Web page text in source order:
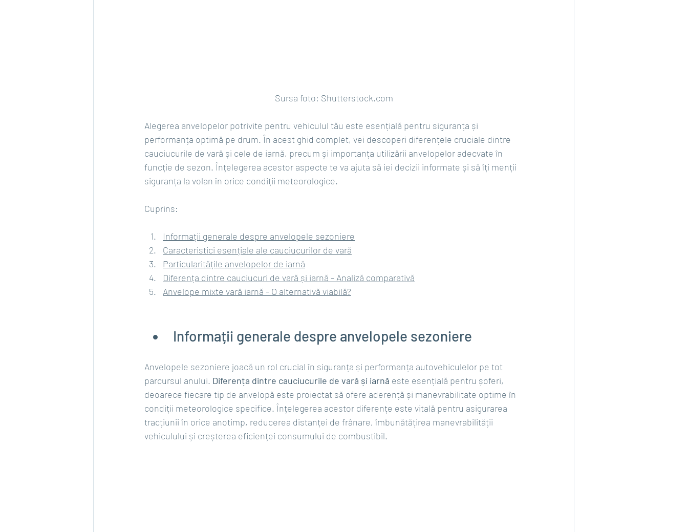
Sursa foto: Shutterstock.com
Alegerea anvelopelor potrivite pentru vehiculul tău este esențială pentru siguranța și
performanța optimă pe drum. În acest ghid complet, vei descoperi diferențele cruciale dintre
cauciucurile de vară și cele de iarnă, precum și importanța utilizării anvelopelor adecvate în
funcție de sezon. Înțelegerea acestor aspecte te va ajuta să iei decizii informate și să îți menții
siguranța la volan în orice condiții meteorologice.
Cuprins:
Informații generale despre anvelopele sezoniere
Caracteristici esențiale ale cauciucurilor de vară
Particularitățile anvelopelor de iarnă
Diferența dintre cauciucuri de vară și iarnă - Analiză comparativă
Anvelope mixte vară iarnă - O alternativă viabilă?
Informații generale despre anvelopele sezoniere
Anvelopele sezoniere joacă un rol crucial în siguranța și performanța autovehiculelor pe tot
parcursul anului. Diferența dintre cauciucurile de vară și iarnă este esențială pentru șoferi,
deoarece fiecare tip de anvelopă este proiectat să ofere aderență și manevrabilitate optime în
condiții meteorologice specifice. Înțelegerea acestor diferențe este vitală pentru asigurarea
tracțiunii în orice anotimp, reducerea distanței de frânare, îmbunătățirea manevrabilității
vehiculului și creșterea eficienței consumului de combustibil.